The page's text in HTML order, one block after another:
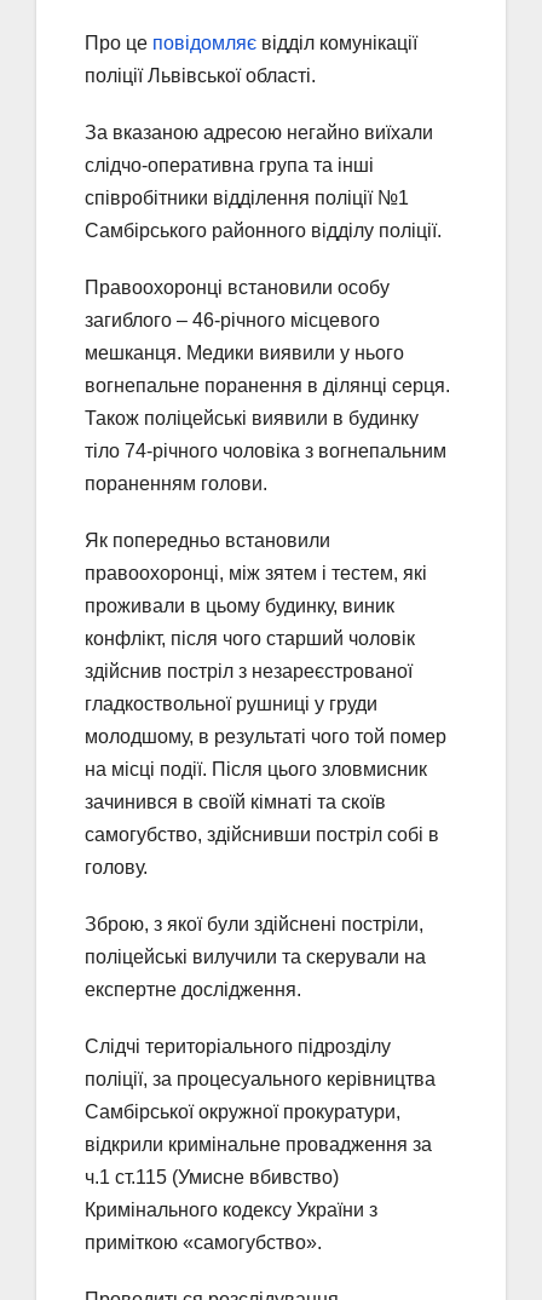
Про це повідомляє відділ комунікації
поліції Львівської області.
За вказаною адресою негайно виїхали
слідчо-оперативна група та інші
співробітники відділення поліції №1
Самбірського районного відділу поліції.
Правоохоронці встановили особу
загиблого – 46-річного місцевого
мешканця. Медики виявили у нього
вогнепальне поранення в ділянці серця.
Також поліцейські виявили в будинку
тіло 74-річного чоловіка з вогнепальним
пораненням голови.
Як попередньо встановили
правоохоронці, між зятем і тестем, які
проживали в цьому будинку, виник
конфлікт, після чого старший чоловік
здійснив постріл з незареєстрованої
гладкоствольної рушниці у груди
молодшому, в результаті чого той помер
на місці події. Після цього зловмисник
зачинився в своїй кімнаті та скоїв
самогубство, здійснивши постріл собі в
голову.
Зброю, з якої були здійснені постріли,
поліцейські вилучили та скерували на
експертне дослідження.
Слідчі територіального підрозділу
поліції, за процесуального керівництва
Самбірської окружної прокуратури,
відкрили кримінальне провадження за
ч.1 ст.115 (Умисне вбивство)
Кримінального кодексу України з
приміткою «самогубство».